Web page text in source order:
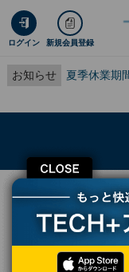
ログイン 新規会員登録
お知らせ 夏季休業期
TECH+ 企業IT
ITイ
レノボ・ジャパンが見据